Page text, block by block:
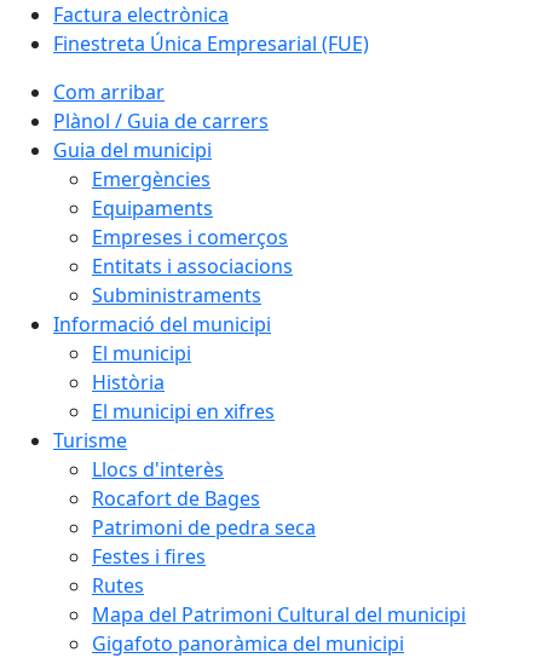
Factura electrònica
Finestreta Única Empresarial (FUE)
Com arribar
Plànol / Guia de carrers
Guia del municipi
Emergències
Equipaments
Empreses i comerços
Entitats i associacions
Subministraments
Informació del municipi
El municipi
Història
El municipi en xifres
Turisme
Llocs d'interès
Rocafort de Bages
Patrimoni de pedra seca
Festes i fires
Rutes
Mapa del Patrimoni Cultural del municipi
Gigafoto panoràmica del municipi